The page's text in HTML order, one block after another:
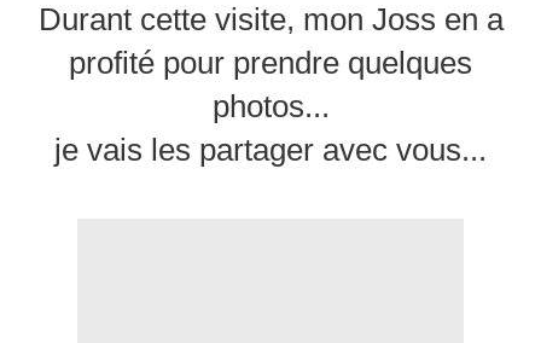
Durant cette visite, mon Joss en a
profité pour prendre quelques
photos...
je vais les partager avec vous...